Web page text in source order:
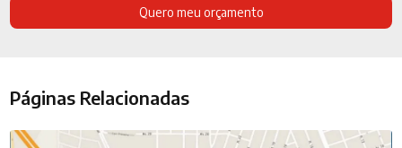
Quero meu orçamento
Páginas Relacionadas